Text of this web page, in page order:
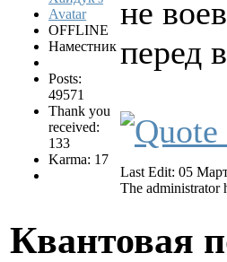
OFFLINE
Наместник
Posts:
49571
Thank you
received:
133
Karma: 17
не
перед
Last Edit: 05
The administrator
Квантовая